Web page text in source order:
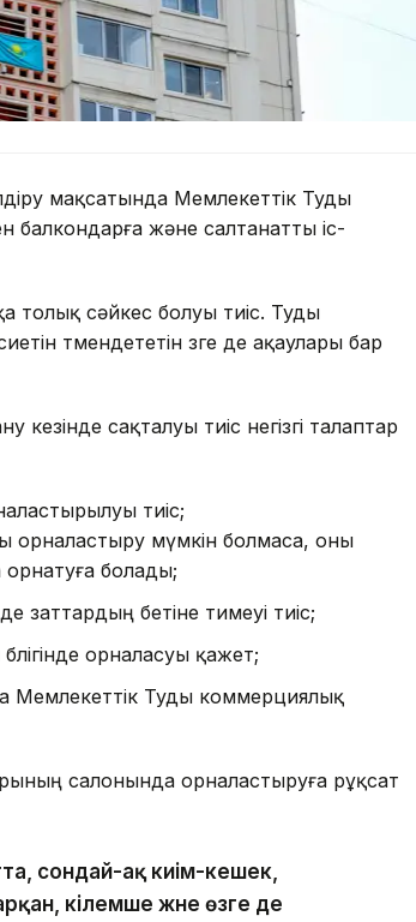
мақсатында Мемлекеттік Туды
балкондарға және салтанатты іс-
толық сәйкес болуы тиіс. Туды
төмендететін өзге де ақаулары бар
сақталуы тиіс негізгі талаптар
тиіс;
орналастыру мүмкін болмаса, оны
орнатуға болады;
заттардың бетіне тимеуі тиіс;
орналасуы қажет;
Мемлекеттік Туды коммерциялық
салонында орналастыруға рұқсат
сондай-ақ киім-кешек,
кілемше және өзге де